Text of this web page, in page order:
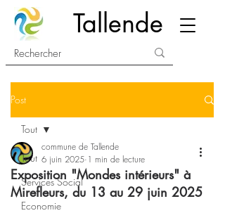
Tallende
Post
Tout
Services Social
Economie
Tout
Exposition "Mondes intérieurs" à
Mirefleurs, du 13 au 29 juin 2025
commune de Tallende
6 juin 2025 1 min de lecture